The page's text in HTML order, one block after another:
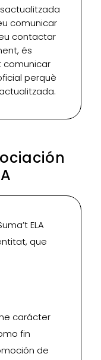
comunicar
contactar
és
comunicar
perquè
ELA
que
carácter
fin
de